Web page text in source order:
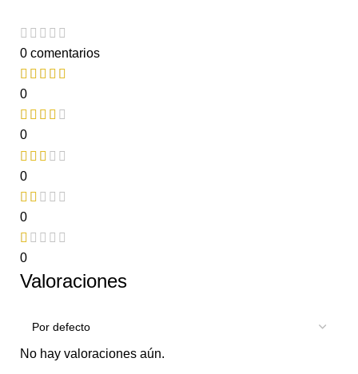
0 comentarios
0
0
0
0
0
Valoraciones
No hay valoraciones aún.